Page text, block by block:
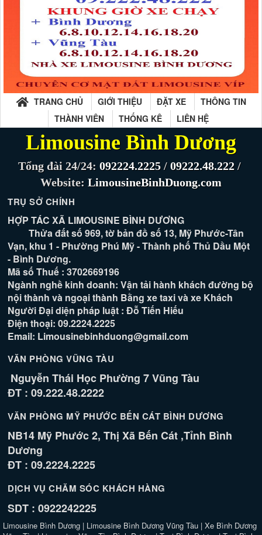
TRANG CHỦ GIỚI THIỆU ĐẶT XE
THÔNG TIN
THÀNH VIÊN
THỐNG KÊ LIÊN HỆ
Limousine Bình Dương
Tổng đài 24/24: 092224.2225 / 09222.48.222 /
Website: LimousineBinhDuong.com
TRỤ SỞ CHÍNH
HỢP TÁC XÃ LIMOUSINE BÌNH DƯƠNG
Thửa đất số 969, tờ bản đồ số 13, Mỹ Phước-Tân
Vạn, khu 1 - Phường Phú Mỹ - Thành phố Thủ Dầu Một
- Bình Dương.
Mã số Thuế : 3702669196
Ngành nghề kinh doanh: Vận tải hành khách đường bộ
nội thành và ngoại thành Bằng xe taxi và xe Khách
Người Đại diện pháp luật : Đỗ Tiến Hiếu
Điện thoại: 09.2224.2225
Email: Limousinebinhduong@gmail.com
VĂN PHÒNG VŨNG TÀU
Nguyễn Thái Học Phường 7 Vũng Tàu
ĐT : 09.222.48.2222
VĂN PHÒNG MỸ PHƯỚC BẾN CÁT BÌNH DƯƠNG
NB14 Mỹ Phước 2, Thị Xã Bến Cát ,Tỉnh Bình
Dương
ĐT : 09.2224.2225
DỊCH VỤ CHĂM SÓC KHÁCH HÀNG
SDT : 0922242225
Limousine Bình Dương | Limousine Bình Dương Vũng Tàu | Xe Bình Dương